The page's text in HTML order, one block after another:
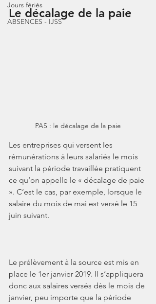
Jours fériés
ABSENCES - IJSS
Le décalage de la paie
PAS : le décalage de la paie
Les entreprises qui versent les
rémunérations à leurs salariés le mois
suivant la période travaillée pratiquent
ce qu’on appelle le « décalage de paie
». C’est le cas, par exemple, lorsque le
salaire du mois de mai est versé le 15
juin suivant.
Le prélèvement à la source est mis en
place le 1er janvier 2019. Il s’appliquera
donc aux salaires versés dès le mois de
janvier, peu importe que la période